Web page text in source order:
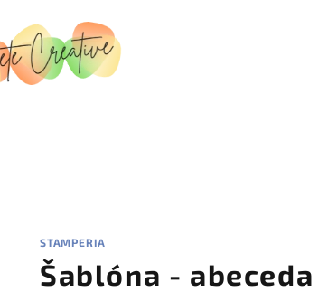
STAMPERIA
Šablóna - abeceda